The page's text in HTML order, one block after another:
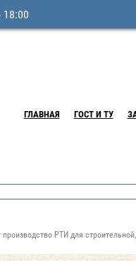
ГЛАВНАЯ ГОСТ И ТУ
РТИ для